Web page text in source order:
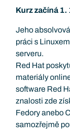
Kurz začíná
Jeho
práci s
serveru.
Red Hat
materiály
software Red
znalosti zde
Fedory anebo
samozřejmě